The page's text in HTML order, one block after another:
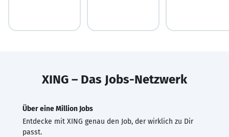
XING – Das Jobs-Netzwerk
Über eine Million Jobs
Entdecke mit XING genau den Job, der wirklich zu Dir
passt.